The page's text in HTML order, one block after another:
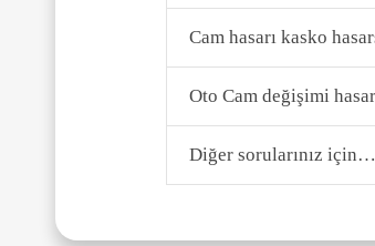
Cam hasarı kasko
Oto Cam değişimi
Diğer sorularınız için…